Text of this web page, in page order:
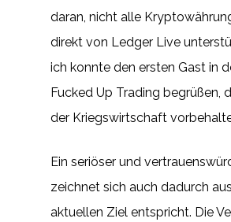
daran, nicht alle
direkt von Ledger Live
ich konnte den ersten Gast in
Fucked Up Trading begrüßen,
der Kriegswirtschaft
Ein seriöser und
zeichnet sich auch dadurch
aktuellen Ziel entspricht. Die